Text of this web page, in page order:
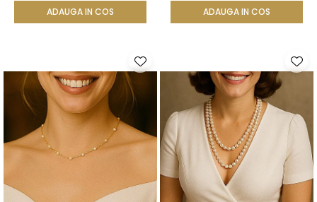
ADAUGA IN COS ADAUGA IN COS